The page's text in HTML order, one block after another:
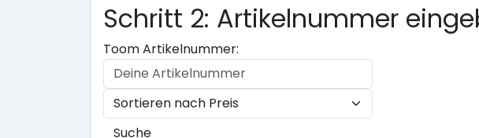
Schritt 2: Artikelnummer
Toom Artikelnummer:
Suche